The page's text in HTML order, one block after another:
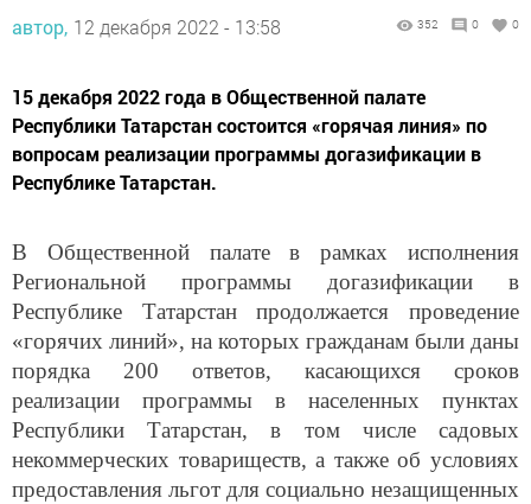
автор, 12 декабря 2022 - 13:58 352 0 0
15 декабря 2022 года в Общественной палате
Республики Татарстан состоится «горячая линия» по
вопросам реализации программы догазификации в
Республике Татарстан.
В Общественной палате в рамках исполнения
Региональной программы догазификации в
Республике Татарстан продолжается проведение
«горячих линий», на которых гражданам были даны
порядка 200 ответов, касающихся сроков
реализации программы в населенных пунктах
Республики Татарстан, в том числе садовых
некоммерческих товариществ, а также об условиях
предоставления льгот для социально незащищенных